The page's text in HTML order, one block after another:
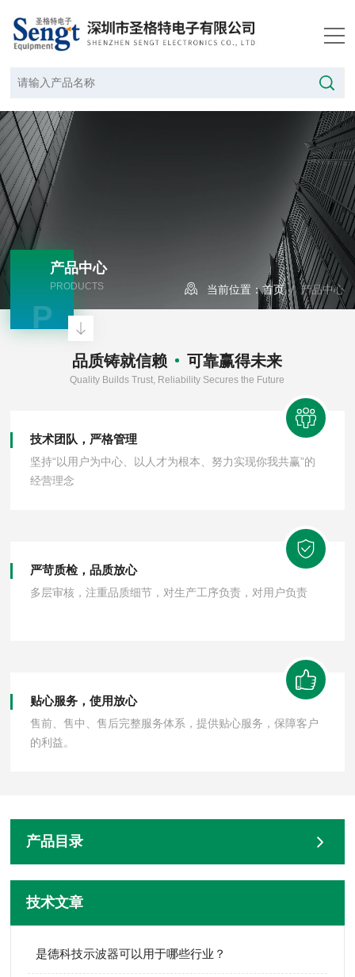
产品中心
PRODUCTS
P
当前位置：首页/ 产品中心
品质铸就信赖 可靠赢得未来
Quality Builds Trust, Reliability Secures the Future
技术团队，严格管理
坚持“以用户为中心、以人才为根本、努力实现你我共赢”的
经营理念
严苛质检，品质放心
多层审核，注重品质细节，对生产工序负责，对用户负责
贴心服务，使用放心
售前、售中、售后完整服务体系，提供贴心服务，保障客户
的利益。
产品目录
技术文章
是德科技示波器可以用于哪些行业？